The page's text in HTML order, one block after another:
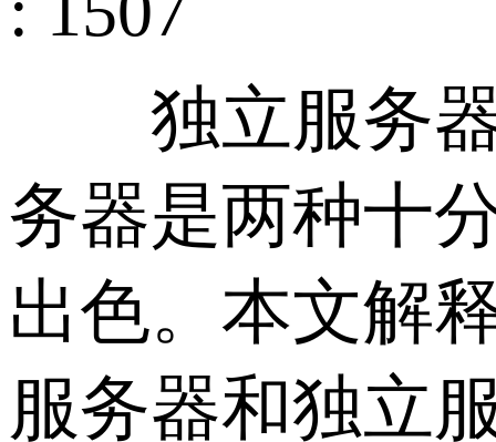
独立服务器
务器是两种十
出色。本文解
服务器和独立